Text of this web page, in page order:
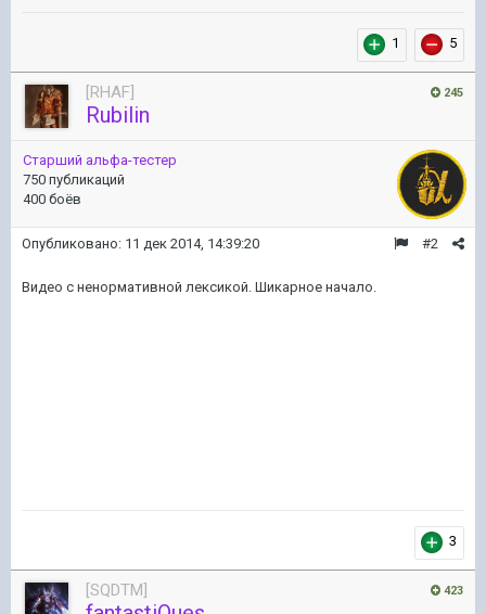
1 5
245
[RHAF]
Rubilin
Старший альфа-тестер
750 публикаций
400 боёв
#2
Опубликовано: 11 дек 2014, 14:39:20
Видео с ненормативной лексикой. Шикарное начало.
3
423
[SQDTM]